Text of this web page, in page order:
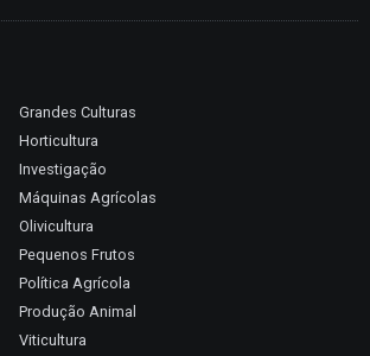
Grandes Culturas
Horticultura
Investigação
Máquinas Agrícolas
Olivicultura
Pequenos Frutos
Política Agrícola
Produção Animal
Viticultura